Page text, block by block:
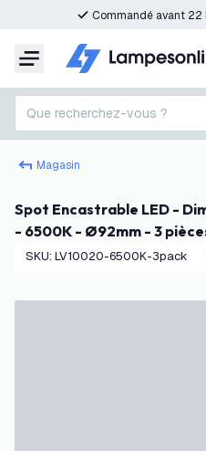
Commandé avant 22
Menu
Que recherchez-vous ?
Magasin
Spot Encastrable LED - Dimmable - Inox - Tokyo - 3W
- 6500K - Ø92mm - 3
SKU: LV10020-6500K-3pack